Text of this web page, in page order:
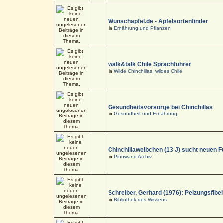
Wunschapfel.de - Apfelsortenfinder
in Ernährung und Pflanzen
walk&talk Chile Sprachführer
in Wilde Chinchillas, wildes Chile
Gesundheitsvorsorge bei Chinchillas
in Gesundheit und Ernährung
Chinchillaweibchen (13 J) sucht neuen
in Pinnwand Archiv
Schreiber, Gerhard (1976): Pelzungsfibel
in Bibliothek des Wissens